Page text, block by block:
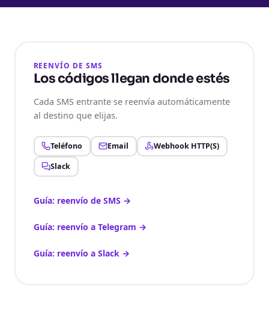
REENVÍO DE SMS
Los códigos llegan donde estés
Cada SMS entrante se reenvía automáticamente
al destino que elijas.
Teléfono Email
Webhook HTTP(S)
Slack
Guía: reenvío de SMS →
Guía: reenvío a Telegram →
Guía: reenvío a Slack→